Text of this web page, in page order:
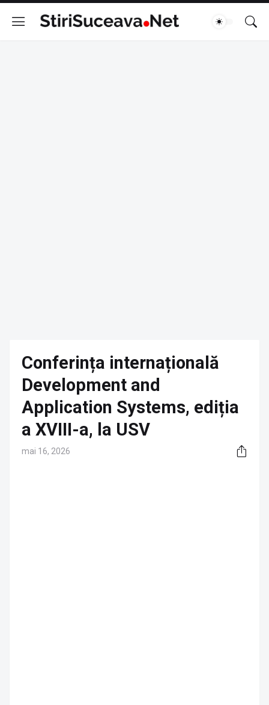
Conferința internațională
Development and
Application Systems, ediția
a XVIII-a, la USV
mai 16, 2026